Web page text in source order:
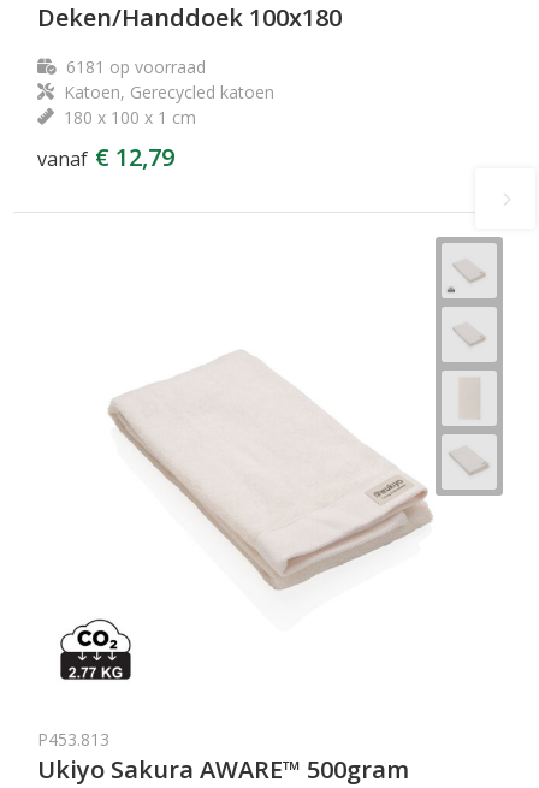
Deken/Handdoek 100x180
6181 op voorraad
Katoen, Gerecycled katoen
180 x 100 x 1 cm
vanaf € 12,79
P453.813
Ukiyo Sakura AWARE™ 500gram